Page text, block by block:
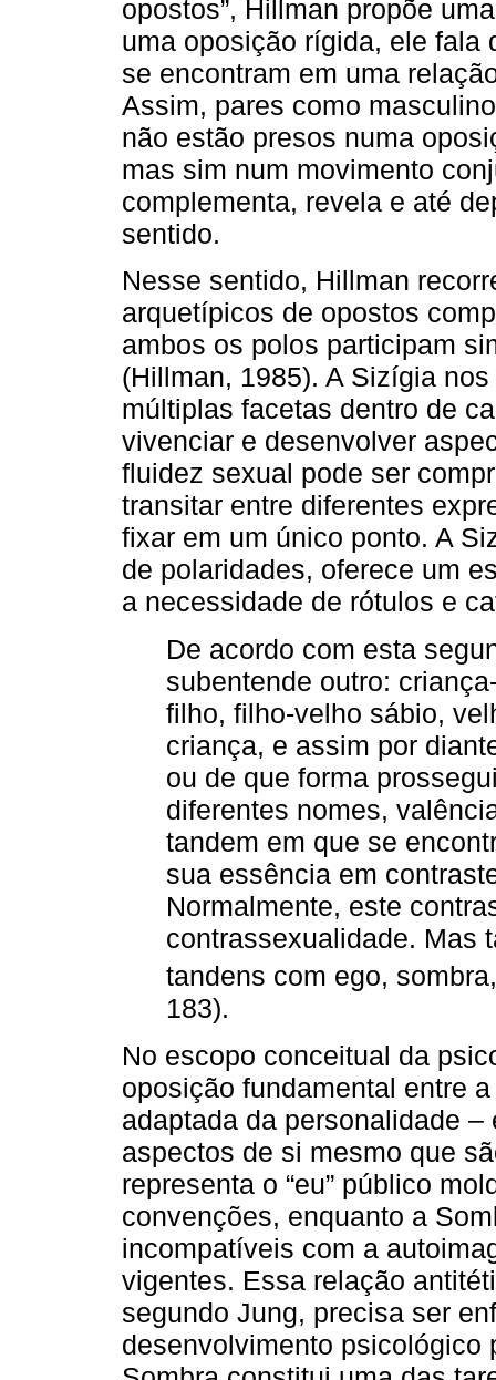
opostos”, Hillman propõe
uma oposição rígida, ele fala
se encontram em uma
Assim, pares como
não estão presos numa
mas sim num movimento
complementa, revela e até
sentido.
Nesse sentido, Hillman
arquetípicos de opostos
ambos os polos participam
(Hillman, 1985). A Sizígia
múltiplas facetas dentro de
vivenciar e desenvolver
fluidez sexual pode ser
transitar entre diferentes
fixar em um único ponto. A
de polaridades, oferece um
a necessidade de rótulos e
De acordo com esta
subentende outro:
filho, filho-velho sábio,
criança, e assim por
ou de que forma
diferentes nomes,
tandem em que se
sua essência em
Normalmente, este
contrassexualidade. Mas
tandens com ego,
183).
No escopo conceitual da
oposição fundamental entre
adaptada da personalidade
aspectos de si mesmo que
representa o “eu” público
convenções, enquanto a
incompatíveis com a
vigentes. Essa relação
segundo Jung, precisa ser
desenvolvimento psicológico